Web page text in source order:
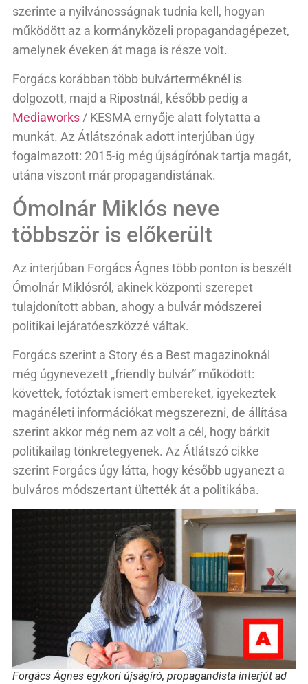
szerinte a nyilvánosságnak tudnia kell, hogyan
működött az a kormányközeli propagandagépezet,
amelynek éveken át maga is része volt.
Forgács korábban több bulvárterméknél is
dolgozott, majd a Ripostnál, később pedig a
Mediaworks/ KESMA ernyője alatt folytatta a
munkát. Az Átlátszónak adott interjúban úgy
fogalmazott: 2015-ig még újságírónak tartja magát,
utána viszont már propagandistának.
Ómolnár Miklós neve
többször is előkerült
Az interjúban Forgács Ágnes több ponton is beszélt
Ómolnár Miklósról, akinek központi szerepet
tulajdonított abban, ahogy a bulvár módszerei
politikai lejáratóeszközzé váltak.
Forgács szerint a Story és a Best magazinoknál
még úgynevezett „friendly bulvár” működött:
követtek, fotóztak ismert embereket, igyekeztek
magánéleti információkat megszerezni, de állítása
szerint akkor még nem az volt a cél, hogy bárkit
politikailag tönkretegyenek. Az Átlátszó cikke
szerint Forgács úgy látta, hogy később ugyanezt a
bulváros módszertant ültették át a politikába.
Forgács Ágnes egykori újságíró, propagandista interjút ad